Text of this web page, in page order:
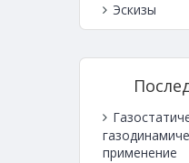
Эскизы
применение